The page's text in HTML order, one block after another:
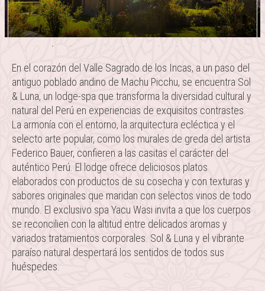
ENG
En el corazón del Valle Sagrado de los Incas, a un paso del
antiguo poblado andino de Machu Picchu, se encuentra Sol
& Luna, un lodge-spa que transforma la diversidad cultural y
natural del Perú en experiencias de exquisitos contrastes.
La armonía con el entorno, la arquitectura ecléctica y el
selecto arte popular, como los murales de greda del artista
Federico Bauer, confieren a las casitas el carácter del
auténtico Perú. El lodge ofrece deliciosos platos
elaborados con productos de su cosecha y con texturas y
sabores originales que maridan con selectos vinos de todo
mundo. El exclusivo spa Yacu Wasi invita a que los cuerpos
se reconcilien con la altitud entre delicados aromas y
variados tratamientos corporales. Sol & Luna y el vibrante
paraíso natural despertará los sentidos de todos sus
huéspedes.